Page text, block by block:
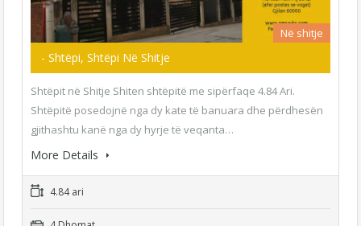
Në shitje
- Shtëpi, Shtëpi Në Shitje
Shtëpit në Shitje Shiten shtëpitë me sipërfaqe 4.84 Ari.
Shtëpitë posedojnë nga dy kate të banuara dhe përdhesën
gjithashtu kanë nga dy hyrje të veqanta…
More Details
4.84 ari